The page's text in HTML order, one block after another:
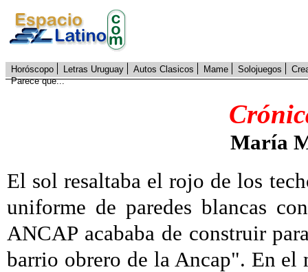
Horóscopo Letras Uruguay Autos Clasicos Mame Solojuegos
Parece que...
María
El sol resaltaba el rojo de los
uniforme de paredes blancas
ANCAP acababa de construir
barrio obrero de la Ancap". En